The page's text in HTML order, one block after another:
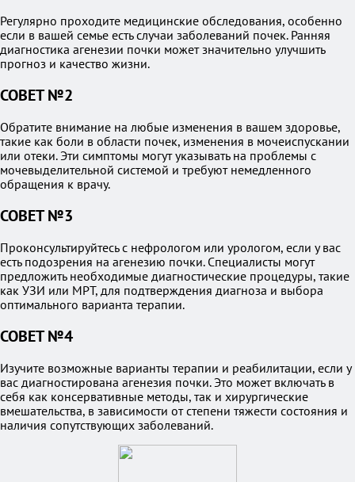
Регулярно проходите медицинские обследования, особенно
если в вашей семье есть случаи заболеваний почек. Ранняя
диагностика агенезии почки может значительно улучшить
прогноз и качество жизни.
СОВЕТ №2
Обратите внимание на любые изменения в вашем здоровье,
такие как боли в области почек, изменения в мочеиспускании
или отеки. Эти симптомы могут указывать на проблемы с
мочевыделительной системой и требуют немедленного
обращения к врачу.
СОВЕТ №3
Проконсультируйтесь с нефрологом или урологом, если у вас
есть подозрения на агенезию почки. Специалисты могут
предложить необходимые диагностические процедуры, такие
как УЗИ или МРТ, для подтверждения диагноза и выбора
оптимального варианта терапии.
СОВЕТ №4
Изучите возможные варианты терапии и реабилитации, если у
вас диагностирована агенезия почки. Это может включать в
себя как консервативные методы, так и хирургические
вмешательства, в зависимости от степени тяжести состояния и
наличия сопутствующих заболеваний.